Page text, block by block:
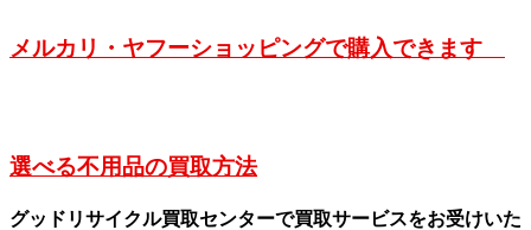
メルカリ・ヤフーショッピングで購入できます
選べる不用品の買取方法
グッドリサイクル買取センターで買取サービスをお受けいた